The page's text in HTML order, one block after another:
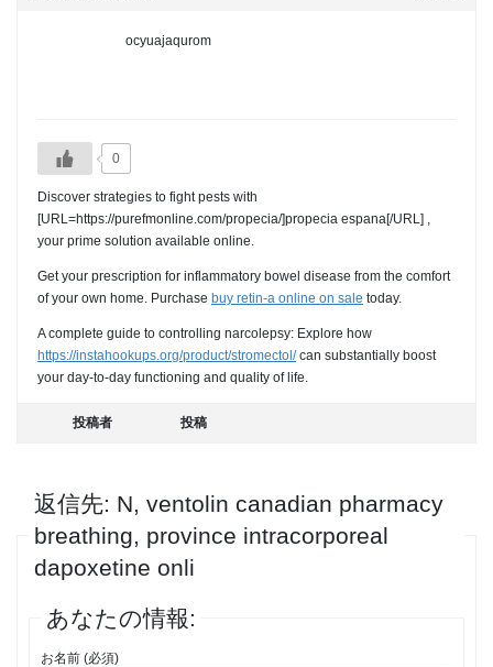
ocyuajaqurom
0
Discover strategies to fight pests with
[URL=https://purefmonline.com/propecia/]propecia espana[/URL] ,
your prime solution available online.
Get your prescription for inflammatory bowel disease from the comfort
of your own home. Purchase buy retin-a online on sale today.
A complete guide to controlling narcolepsy: Explore how
https://instahookups.org/product/stromectol/can substantially boost
your day-to-day functioning and quality of life.
投稿者 投稿
返信先: N, ventolin canadian pharmacy
breathing, province intracorporeal
dapoxetine onli
あなたの情報:
お名前 (必須)